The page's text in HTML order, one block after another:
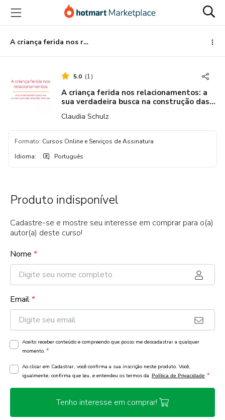
para
conteúdo
principal
para
pagamento
para
rodapé
A criança ferida nos relacionamentos: a sua verdadeira busca na construção das relações afetivas.
5.0 (1)
A criança ferida nos relacionamentos: a
sua verdadeira busca na construção das
Claudia Schulz
Formato: Cursos Online e Serviços de Assinatura
Idioma: Português
Produto indisponível
Cadastre-se e mostre seu interesse em comprar para o(a)
autor(a) deste curso!
Nome *
Email*
Aceito receber conteúdo e compreendo que posso me descadastrar a qualquer
momento. *
Ao clicar em Cadastrar, você confirma a sua inscrição neste produto. Você,
igualmente, confirma que leu, e entendeu os termos da Política de Privacidade *
Tenho interesse em comprar!